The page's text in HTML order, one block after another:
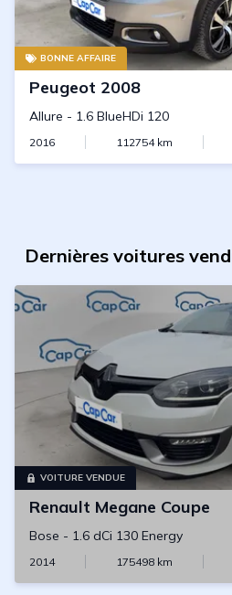
BONNE AFFAIRE
Peugeot 2008
Allure - 1.6 BlueHDi 120
2016 112754km
Dernières voitures
VOITURE VENDUE
Renault Megane Coupe
Bose - 1.6 dCi 130 Energy
2014 175498 km